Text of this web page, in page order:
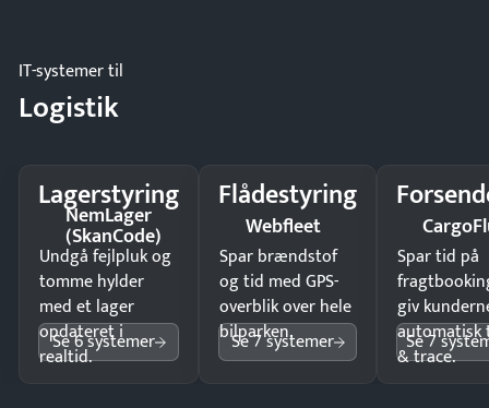
IT-systemer til
Logistik
Lagerstyring
NemLager
(SkanCode)
Undgå fejlpluk og
tomme hylder
med et lager
opdateret i
realtid.
Se 6 systemer
Flådestyring
Webfleet
Spar brændstof
og tid med GPS-
overblik over hele
bilparken.
Se 7 systemer
Spar tid på
giv
automatisk
& trace.
Se 7